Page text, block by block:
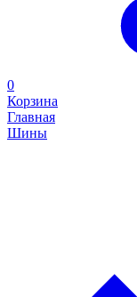
0
Корзина
Главная
Шины